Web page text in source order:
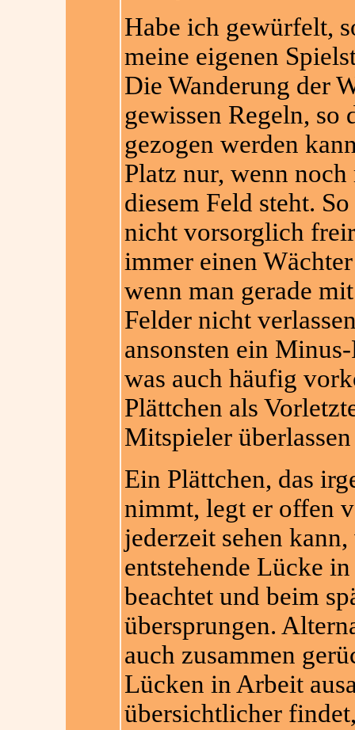
Habe ich gewürfelt,
meine eigenen
Die Wanderung der
gewissen Regeln,
gezogen werden
Platz nur, wenn
diesem Feld steht.
nicht vorsorglich
immer einen
wenn man gerade
Felder nicht
ansonsten ein
was auch häufig
Plättchen als
Mitspieler
Ein Plättchen, das
nimmt, legt er offen
jederzeit sehen
entstehende Lücke
beachtet und beim
übersprungen.
auch zusammen
Lücken in Arbeit
übersichtlicher